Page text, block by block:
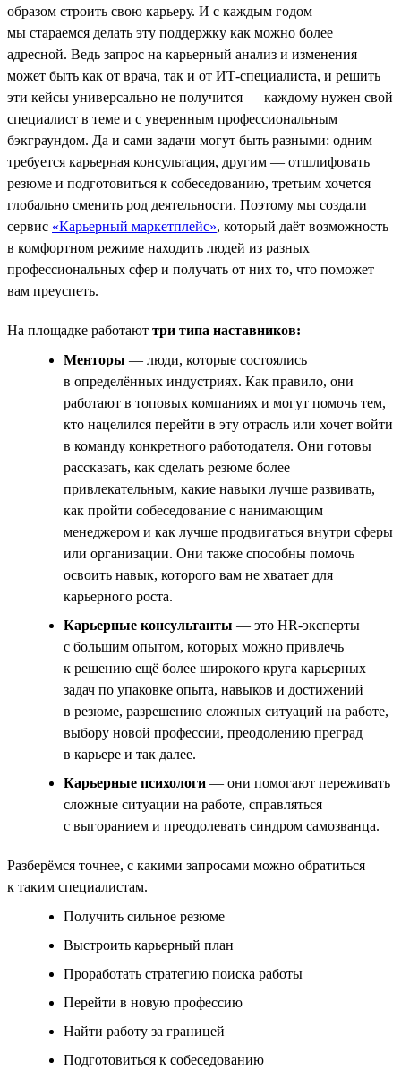
образом строить свою карьеру. И с каждым годом
мы стараемся делать эту поддержку как можно более
адресной. Ведь запрос на карьерный анализ и изменения
может быть как от врача, так и от ИТ-специалиста, и решить
эти кейсы универсально не получится — каждому нужен свой
специалист в теме и с уверенным профессиональным
бэкграундом. Да и сами задачи могут быть разными: одним
требуется карьерная консультация, другим — отшлифовать
резюме и подготовиться к собеседованию, третьим хочется
глобально сменить род деятельности. Поэтому мы создали
сервис «Карьерный маркетплейс», который даёт возможность
в комфортном режиме находить людей из разных
профессиональных сфер и получать от них то, что поможет
вам преуспеть.
На площадке работают три типа наставников:
Менторы — люди, которые состоялись
в определённых индустриях. Как правило, они
работают в топовых компаниях и могут помочь тем,
кто нацелился перейти в эту отрасль или хочет войти
в команду конкретного работодателя. Они готовы
рассказать, как сделать резюме более
привлекательным, какие навыки лучше развивать,
как пройти собеседование с нанимающим
менеджером и как лучше продвигаться внутри сферы
или организации. Они также способны помочь
освоить навык, которого вам не хватает для
карьерного роста.
Карьерные консультанты — это HR-эксперты
с большим опытом, которых можно привлечь
к решению ещё более широкого круга карьерных
задач по упаковке опыта, навыков и достижений
в резюме, разрешению сложных ситуаций на работе,
выбору новой профессии, преодолению преград
в карьере и так далее.
Карьерные психологи — они помогают переживать
сложные ситуации на работе, справляться
с выгоранием и преодолевать синдром самозванца.
Разберёмся точнее, с какими запросами можно обратиться
к таким специалистам.
Получить сильное резюме
Выстроить карьерный план
Проработать стратегию поиска работы
Перейти в новую профессию
Найти работу за границей
Подготовиться к собеседованию